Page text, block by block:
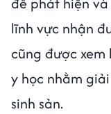
lĩnh vực nhận
cũng được
y học nhằm
sinh sản.